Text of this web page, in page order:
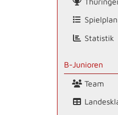
Spielplan
Statistik
B-Junioren
Team